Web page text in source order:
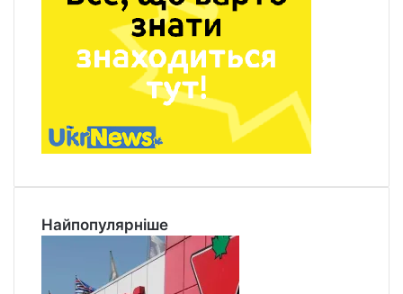
Найпопулярніше